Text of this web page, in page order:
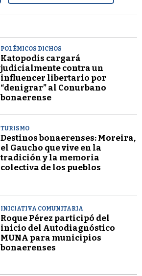
POLÉMICOS DICHOS
Katopodis cargará
judicialmente contra un
influencer libertario por
“denigrar” al Conurbano
bonaerense
TURISMO
Destinos bonaerenses: Moreira,
el Gaucho que vive en la
tradición y la memoria
colectiva de los pueblos
INICIATIVA COMUNITARIA
Roque Pérez participó del
inicio del Autodiagnóstico
MUNA para municipios
bonaerenses